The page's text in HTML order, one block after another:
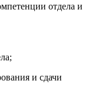
отдела и
и сдачи